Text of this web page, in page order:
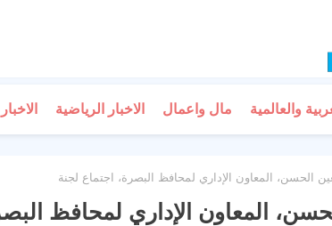
والعالمية مال واعمال الاخبار الرياضية
الحسن، المعاون الإداري لمحافظ البصرة، اجتماع لجنة
المعاون الإداري لمحافظ